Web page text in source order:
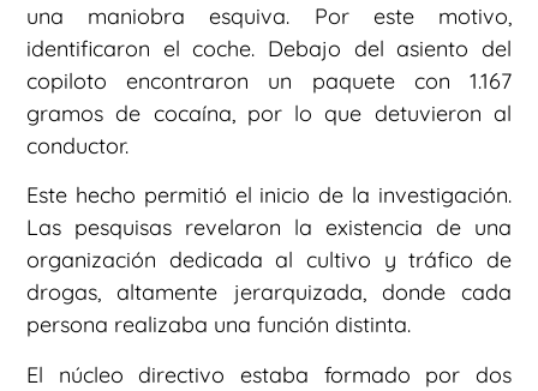
una maniobra esquiva. Por este motivo,
identificaron el coche. Debajo del asiento del
copiloto encontraron un paquete con 1.167
gramos de cocaína, por lo que detuvieron al
conductor.
Este hecho permitió el inicio de la investigación.
Las pesquisas revelaron la existencia de una
organización dedicada al cultivo y tráfico de
drogas, altamente jerarquizada, donde cada
persona realizaba una función distinta.
El núcleo directivo estaba formado por dos